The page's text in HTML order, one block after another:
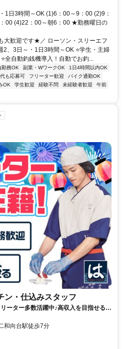
1日3時間～OK (1)6：00～9：00 (2)9：
00 (4)22：00～朝6：00 ★勤務曜日の
大歓迎です★／ ローソン・スリーエフ
2、3日～・1日3時間～OK ⭐学生・主婦
全自動釣銭機導入！自動でお釣...
勤務OK 副業・WワークOK
1日4時間以内OK
も応募可 フリーター歓迎
バイク通勤OK
OK 学生歓迎 経験不問 未経験者歓迎
午前
ン・仕込みスタッフ
ーター多数活躍中♪高収入を目指せる環
和向台駅徒歩7分